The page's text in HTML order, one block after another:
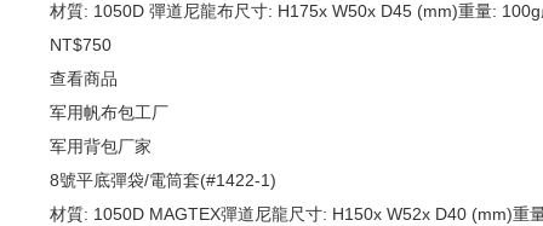
材質: 1050D 彈道尼龍布尺寸: H175x W50x D45 (mm)重量:
NT$750
查看商品
军用帆布包工厂
军用背包厂家
8號平底彈袋/電筒套(#1422-1)
材質: 1050D MAGTEX彈道尼龍尺寸: H150x W52x D40 (mm)重